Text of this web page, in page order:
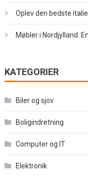
Oplev den bedste
Møbler i Nordjylland:
KATEGORIER
Biler og sjov
Boligindretning
Computer og IT
Elektronik